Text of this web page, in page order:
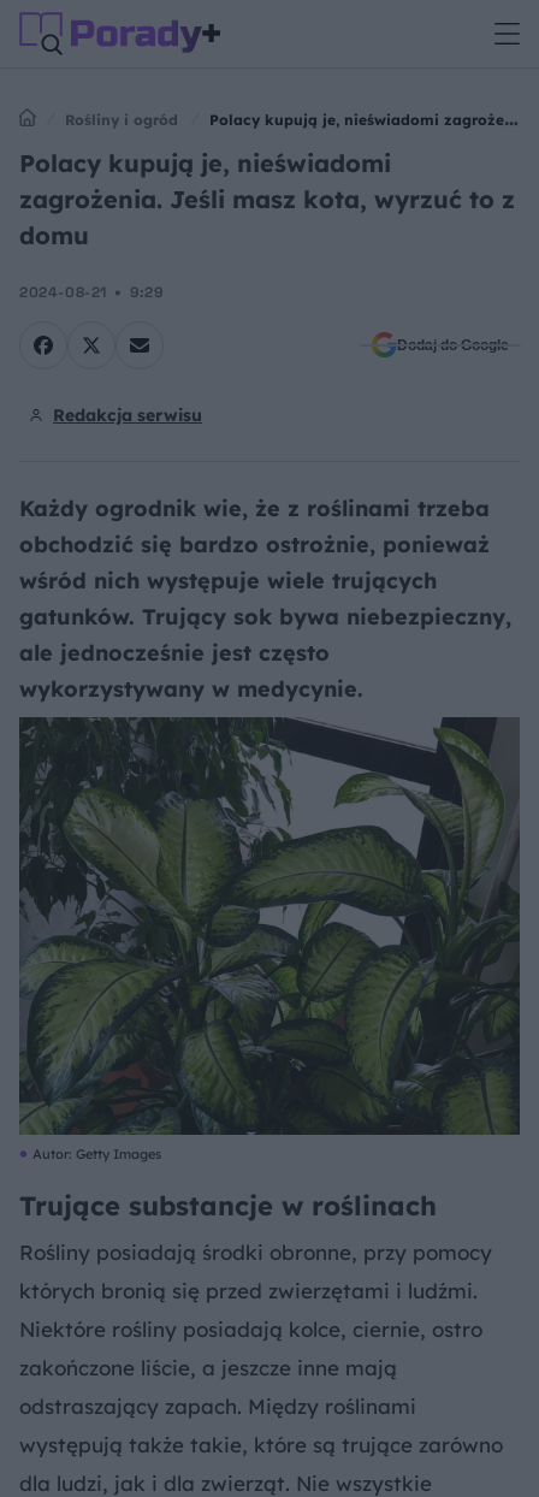
Rośliny i ogród
Polacy kupują je, nieświadomi zagrożenia.
Jeśli masz kota, wyrzuć to z domu
Polacy kupują je, nieświadomi
zagrożenia. Jeśli masz kota, wyrzuć to z
domu
2024-08-21 9:29
Dodaj do Google
Redakcja serwisu
Każdy ogrodnik wie, że z roślinami trzeba
obchodzić się bardzo ostrożnie, ponieważ
wśród nich występuje wiele trujących
gatunków. Trujący sok bywa niebezpieczny,
ale jednocześnie jest często
wykorzystywany w medycynie.
Autor: Getty Images
Trujące substancje w roślinach
Rośliny posiadają środki obronne, przy pomocy
których bronią się przed zwierzętami i ludźmi.
Niektóre rośliny posiadają kolce, ciernie, ostro
zakończone liście, a jeszcze inne mają
odstraszający zapach. Między roślinami
występują także takie, które są trujące zarówno
dla ludzi, jak i dla zwierząt. Nie wszystkie